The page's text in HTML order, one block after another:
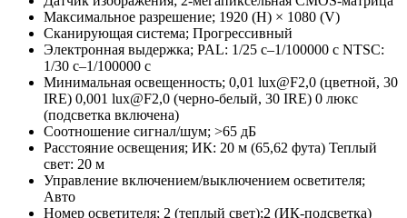
Максимальное разрешение; 1920 (H) × 1080 (V)
Сканирующая система; Прогрессивный
Электронная выдержка; PAL: 1/25 с–1/100000 с NTSC:
1/30 с–1/100000 с
Минимальная освещенность; 0,01 lux@F2,0 (цветной, 30
IRE) 0,001 lux@F2,0 (черно-белый, 30 IRE) 0 люкс
(подсветка включена)
Соотношение сигнал/шум; >65 дБ
Расстояние освещения; ИК: 20 м (65,62 фута) Теплый
свет: 20 м
Управление включением/выключением осветителя;
Авто
Номер осветителя; 2 (теплый свет);2 (ИК-подсветка)